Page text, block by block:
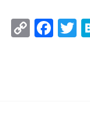
Copy